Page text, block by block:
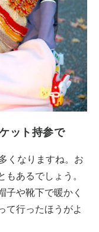
ット持参で
くなりますね。お
あるでしょう。
子や靴下で暖かく
て行ったほうがよ